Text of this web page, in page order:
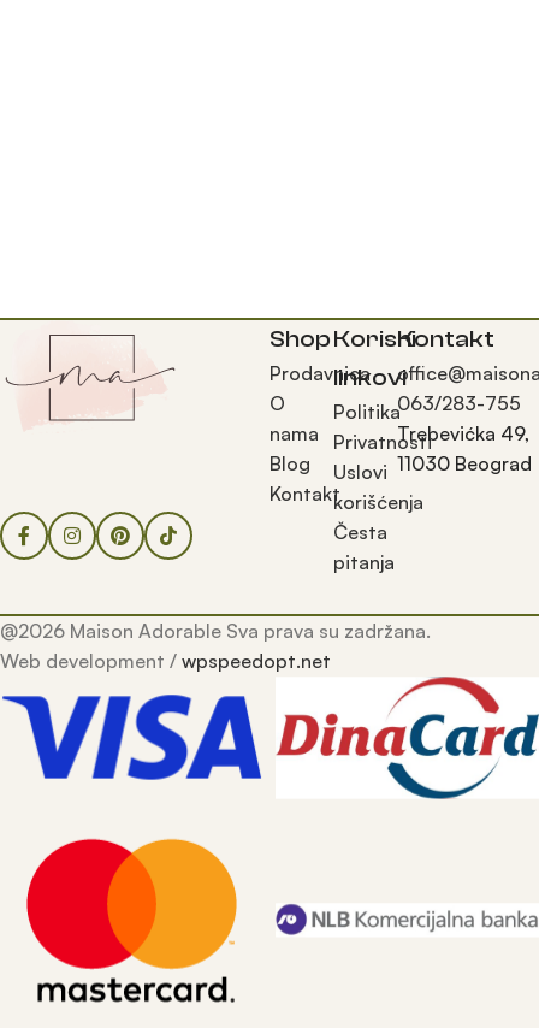
Shop
Prodavnica
O
nama
Blog
Kontakt
Korisni
linkovi
Politika
Privatnosti
Uslovi
korišćenja
Česta
pitanja
Kontakt
063/283-755
Trebevićka 49,
11030 Beograd
@2026 Maison Adorable Sva prava su zadržana.
Web development / wpspeedopt.net